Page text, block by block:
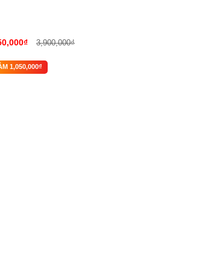
3,900,000₫
1,050,000₫